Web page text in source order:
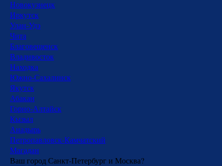
Новокузнецк
Иркутск
Улан-Удэ
Чита
Благовещенск
Владивосток
Находка
Южно-Сахалинск
Якутск
Абакан
Горно-Алтайск
Кызыл
Анадырь
Петропавловск-Камчатский
Магадан
Ваш город Санкт-Петербург и Москва?